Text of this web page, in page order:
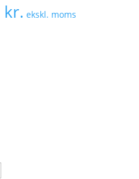
kr. ekskl. moms